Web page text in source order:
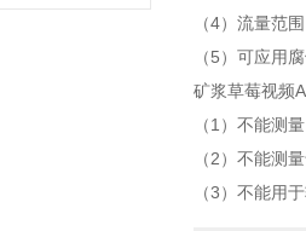
（4）流量范围
（5）可应用腐
矿浆草莓视频
（1）不能测量
（2）不能测量
（3）不能用